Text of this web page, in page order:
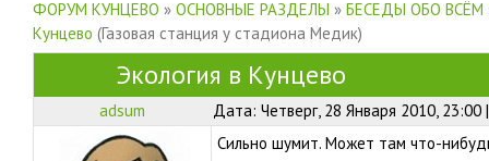
ФОРУМ КУНЦЕВО » ОСНОВНЫЕ РАЗДЕЛЫ » БЕСЕДЫ ОБО ВСЁМ
Кунцево (Газовая станция у стадиона Медик)
Экология в Кунцево
adsum Дата: Четверг, 28 Января 2010,
Сильно шумит. Может там что-